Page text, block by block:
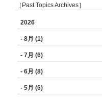
［Past Topics Archives］
2026
- 8月 (1)
- 7月 (6)
- 6月 (8)
- 5月 (6)